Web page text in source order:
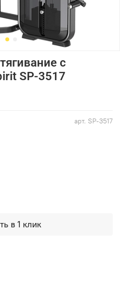
арт. SP-3517
с
SP-3517
в 1 клик